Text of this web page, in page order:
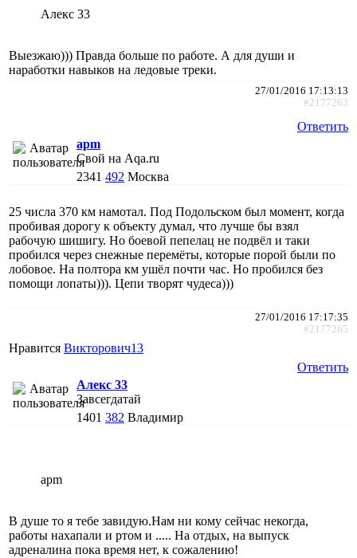
Алекс 33
Выезжаю))) Правда больше по работе. А для души и
наработки навыков на ледовые треки.
27/01/2016 17:13:13
#2177263
Ответить
apm
Свой на Aqa.ru
2341 492 Москва
25 числа 370 км намотал. Под Подольском был момент, когда
пробивая дорогу к объекту думал, что лучше бы взял
рабочую шишигу. Но боевой пепелац не подвёл и таки
пробился через снежные перемёты, которые порой были по
лобовое. На полтора км ушёл почти час. Но пробился без
помощи лопаты))). Цепи творят чудеса)))
27/01/2016 17:17:35
#2177265
Нравится Викторович13
Ответить
Алекс 33
Завсегдатай
1401 382 Владимир
apm
В душе то я тебе завидую.Нам ни кому сейчас некогда,
работы нахапали и ртом и ..... На отдых, на выпуск
адреналина пока время нет, к сожалению!